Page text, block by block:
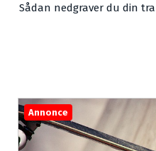
Sådan nedgraver du din
Annonce